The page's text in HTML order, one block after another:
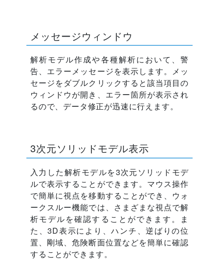
メッセージウィンドウ
解析モデル作成や各種解析において、警
告、エラーメッセージを表示します。メッ
セージをダブルクリックすると該当項目の
ウィンドウが開き、エラー箇所が表示され
るので、データ修正が迅速に行えます。
3次元ソリッドモデル表示
入力した解析モデルを3次元ソリッドモデ
ルで表示することができます。マウス操作
で簡単に視点を移動することができ、ウォ
ークスルー機能では、さまざまな視点で解
析モデルを確認することができます。ま
た、3D表示により、ハンチ、逆ばりの位
置、剛域、危険断面位置などを簡単に確認
することができます。